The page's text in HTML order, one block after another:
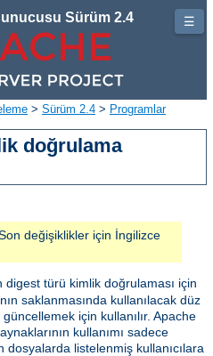
Sürüm 2.4
> Sürüm 2.4 > Programlar
doğrulama
değişiklikler için İngilizce
digest türü kimlik doğrulaması için
saklanmasında kullanılacak düz
için kullanılır. Apache
kullanımı sadece
dosyalarda listelenmiş kullanıcılara
☰